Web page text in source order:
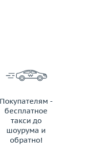
Покупателям -
бесплатное
такси до
шоурума и
обратно!
ЗАКАЗАТЬ ТАКСИ